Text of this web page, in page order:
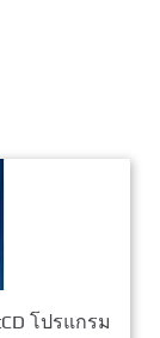
โปรแกรม